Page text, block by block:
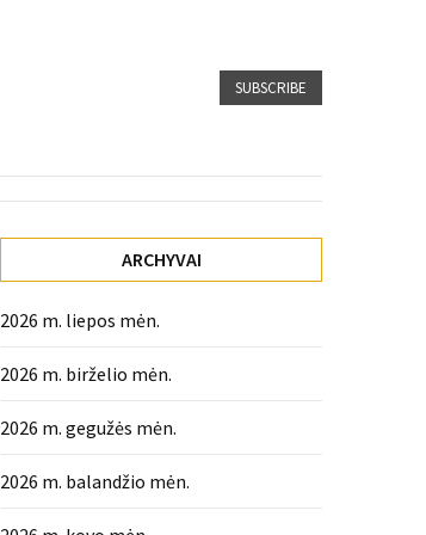
SUBSCRIBE
ARCHYVAI
2026 m. liepos mėn.
2026 m. birželio mėn.
2026 m. gegužės mėn.
2026 m. balandžio mėn.